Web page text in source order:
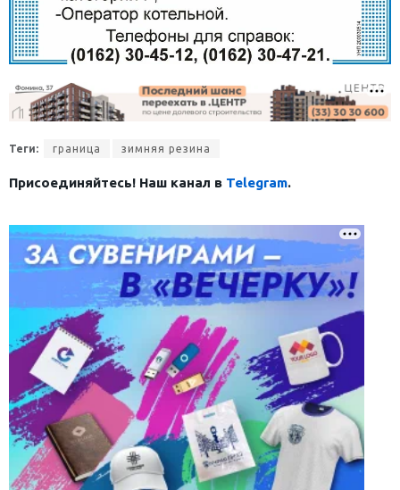
Теги: граница зимняя резина
Присоединяйтесь! Наш канал в Telegram.